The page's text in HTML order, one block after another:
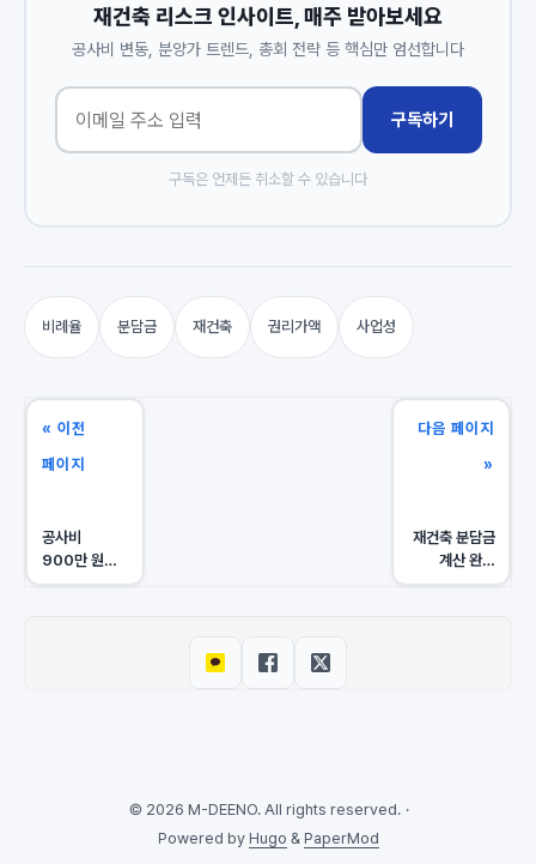
재건축 리스크 인사이트, 매주 받아보세요
공사비 변동, 분양가 트렌드, 총회 전략 등 핵심만 엄선합니다
구독하기
구독은 언제든 취소할 수 있습니다
비례율 분담금 재건축 권리가액 사업성
« 이전
페이지
공사비
900만 원
시대, 재건축
다음 페이지
»
재건축 분담금
계산 완벽
가이드 —
© 2026 M-DEENO. All rights reserved. ·
Powered by Hugo & PaperMod